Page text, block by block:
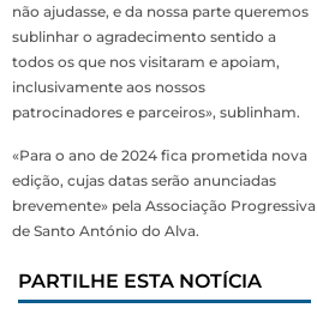
não ajudasse, e da nossa parte queremos
sublinhar o agradecimento sentido a
todos os que nos visitaram e apoiam,
inclusivamente aos nossos
patrocinadores e parceiros», sublinham.
«Para o ano de 2024 fica prometida nova
edição, cujas datas serão anunciadas
brevemente» pela Associação Progressiva
de Santo António do Alva.
PARTILHE ESTA NOTÍCIA